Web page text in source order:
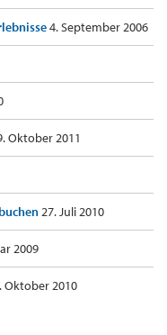
4. September 2006
Oktober 2011
27. Juli 2010
2009
Oktober 2010